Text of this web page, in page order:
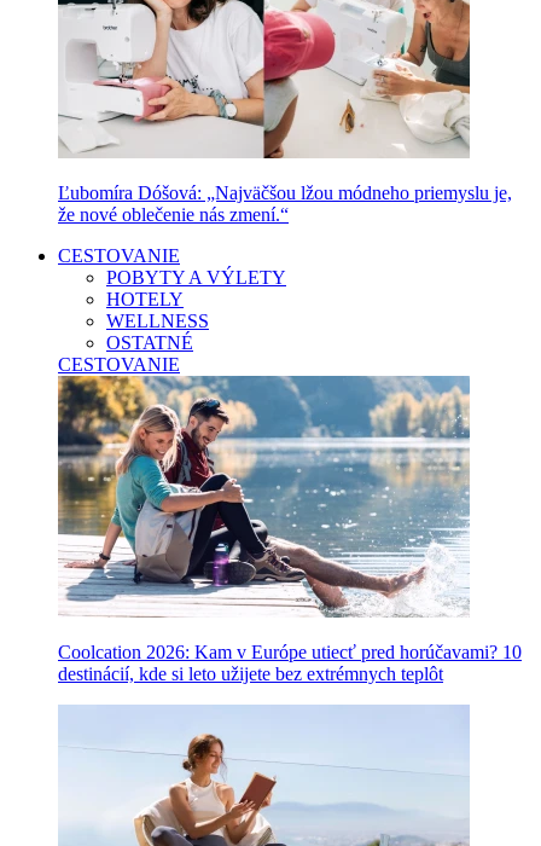
Ľubomíra Dóšová: „Najväčšou lžou módneho priemyslu je,
že nové oblečenie nás zmení.“
CESTOVANIE
POBYTY A VÝLETY
HOTELY
WELLNESS
OSTATNÉ
CESTOVANIE
Coolcation 2026: Kam v Európe utiecť pred horúčavami? 10
destinácií, kde si leto užijete bez extrémnych teplôt